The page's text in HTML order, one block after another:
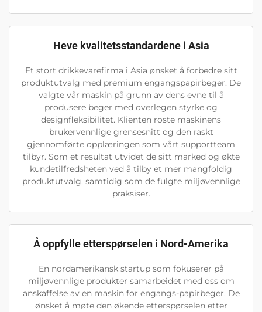
Heve kvalitetsstandardene i Asia
Et stort drikkevarefirma i Asia ønsket å forbedre sitt
produktutvalg med premium engangspapirbeger. De
valgte vår maskin på grunn av dens evne til å
produsere beger med overlegen styrke og
designfleksibilitet. Klienten roste maskinens
brukervennlige grensesnitt og den raskt
gjennomførte opplæringen som vårt supportteam
tilbyr. Som et resultat utvidet de sitt marked og økte
kundetilfredsheten ved å tilby et mer mangfoldig
produktutvalg, samtidig som de fulgte miljøvennlige
praksiser.
Å oppfylle etterspørselen i Nord-Amerika
En nordamerikansk startup som fokuserer på
miljøvennlige produkter samarbeidet med oss om
anskaffelse av en maskin for engangs-papirbeger. De
ønsket å møte den økende etterspørselen etter